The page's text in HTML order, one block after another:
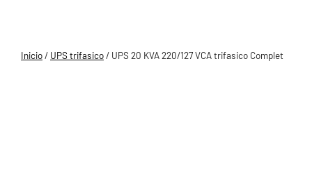
Inicio/ UPS trifasico/ UPS 20 KVA 220/127 VCA trifasico Complet